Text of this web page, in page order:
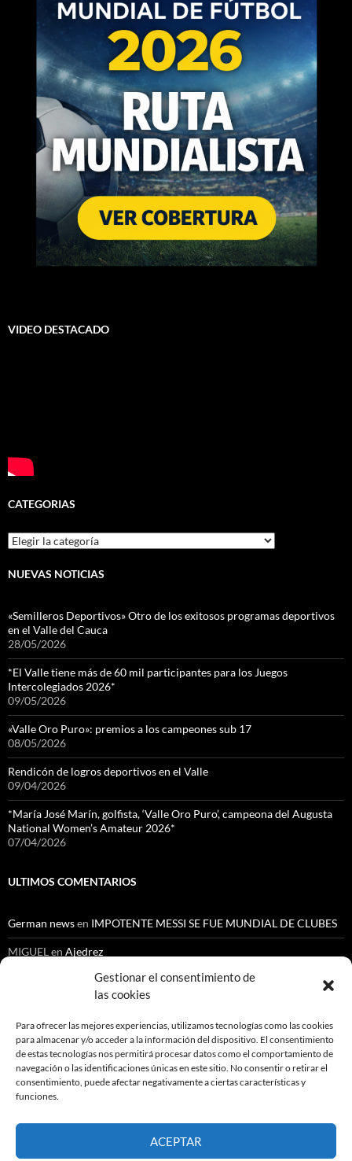
Gestionar el consentimiento de
las cookies
Para ofrecer las mejores experiencias, utilizamos tecnologías como las cookies
para almacenar y/o acceder a la información del dispositivo. El consentimiento
de estas tecnologías nos permitirá procesar datos como el comportamiento de
navegación o las identificaciones únicas en este sitio. No consentir o retirar el
consentimiento, puede afectar negativamente a ciertas características y
funciones.
ACEPTAR
VIDEO DESTACADO
CATEGORIAS
Categorias
NUEVAS NOTICIAS
«Semilleros Deportivos» Otro de los exitosos programas deportivos
en el Valle del Cauca
28/05/2026
*El Valle tiene más de 60 mil participantes para los Juegos
Intercolegiados 2026*
09/05/2026
«Valle Oro Puro»: premios a los campeones sub 17
08/05/2026
Rendicón de logros deportivos en el Valle
09/04/2026
*María José Marín, golfista, ‘Valle Oro Puro’, campeona del Augusta
National Women’s Amateur 2026*
07/04/2026
ULTIMOS COMENTARIOS
German newsen IMPOTENTE MESSI SE FUE MUNDIAL DE CLUBES
MIGUEL en Ajedrez
Cenoide Lopez ChantreenNUEVO ESCANDALO EN LA ESCUELA
NACIONAL DEL DEPORTE
Orlando GutiérrezenAutomovilismo
Gustavo Medina MedinaenAjedrez
Buscar: